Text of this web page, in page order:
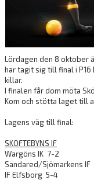
MATCHMILJÖ
HUVUDSTYRELSE
LOVAKTIVITET
SLUSSCUPEN
SKOFTEBYNS VÄNNER
Lördagen den 8 oktober
har tagit sig till final i
killar.
I finalen får dom möta
Kom och stötta laget till
Lagens väg till final:
SKOFTEBYNS IF
Wargöns IK 7-2
Sandared/Sjömarkens IF
IF Elfsborg 5-4